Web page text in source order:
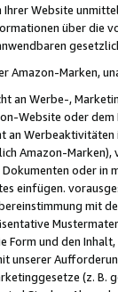
Website
über die
Amazon-Marken,
an Werbe-,
Website oder
an
Amazon-
oder in
einfügen.
mit
Form und den
unserer
(z. B.